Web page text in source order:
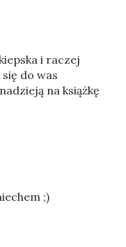
i raczej
do was
na książkę
;)